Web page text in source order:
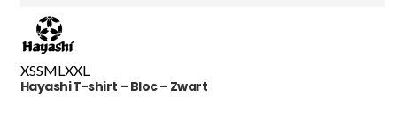
XSSMLXXL
Hayashi T-shirt – Bloc – Zwart